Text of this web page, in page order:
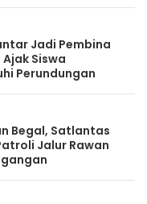
Jadi Pembina
Ajak Siswa
Perundungan
Begal, Satlantas
Jalur Rawan